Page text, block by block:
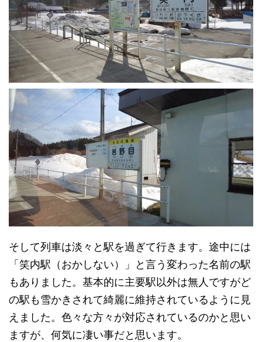
そして列車は淡々と駅を過ぎて行きます。途中には
「笑内駅（おかしない）」と言う変わった名前の駅
もありました。基本的に主要駅以外は無人ですがど
の駅も雪かきされて綺麗に維持されているように見
えました。色々な方々が対応されているのかと思い
ますが、何気に凄い事だと思います。